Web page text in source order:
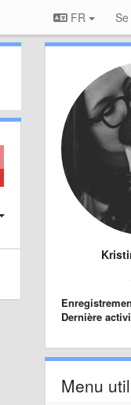
FR
Dernière
Menu